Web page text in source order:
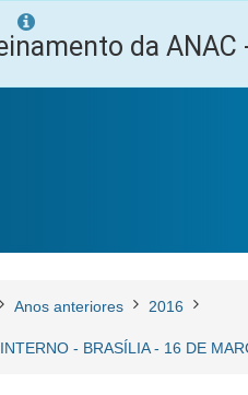
da ANAC
Anos anteriores 2016
- BRASÍLIA - 16 DE